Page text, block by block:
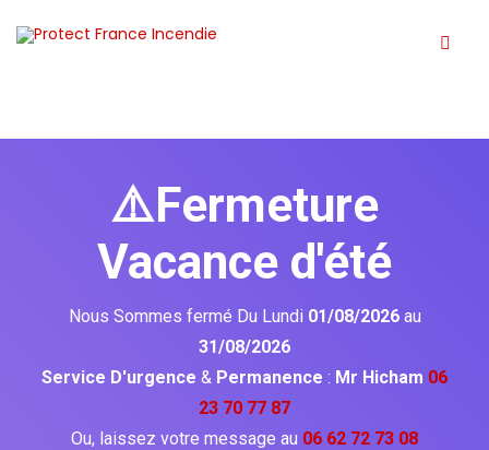
⚠️Fermeture
Vacance d'été
Nous Sommes fermé Du Lundi 01/08/2026 au
31/08/2026
Service D'urgence & Permanence : Mr Hicham 06
23 70 77 87
Ou, laissez votre message au 06 62 72 73 08